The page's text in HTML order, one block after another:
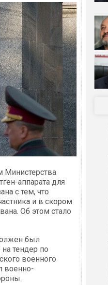
Министерства
аппарата для
с тем, что
и в скором
Об этом стало
был
тендер по
военного
военно-